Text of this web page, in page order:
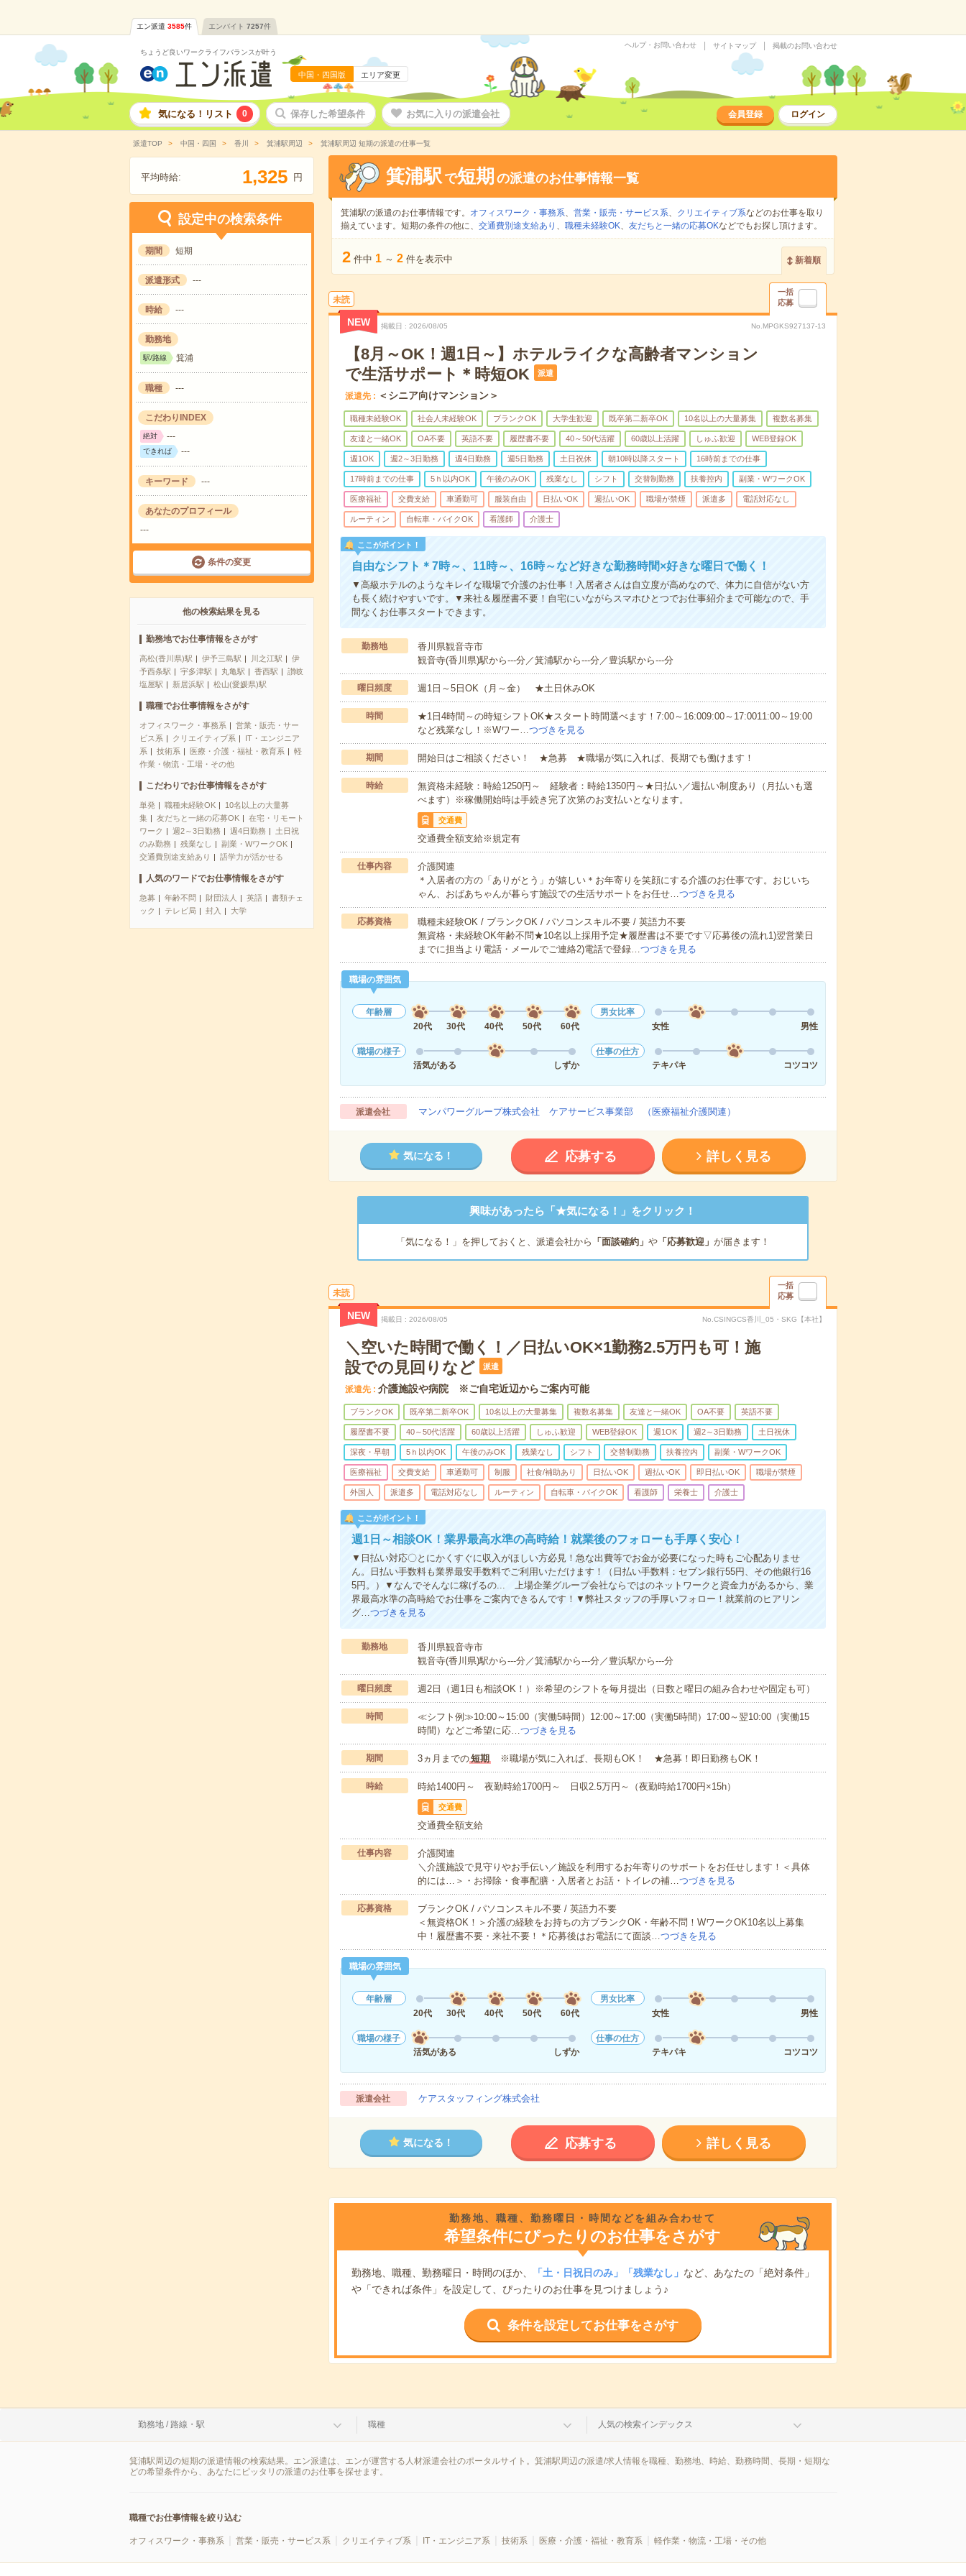
エン派遣 3585件 エンバイト 7257件
ちょうど良いワークライフバランスが叶う
中国・四国版 エリア変更
ヘルプ・お問い合わせ サイトマップ 掲載のお問い合わせ
気になる！リスト 0 保存した希望条件 お気に入りの派遣会社 会員登録 ログイン
派遣TOP 中国・四国 香川 箕浦駅周辺 箕浦駅周辺 短期の派遣の仕事一覧
平均時給: 1,325 円
設定中の検索条件
期間 短期
派遣形式 ---
時給 ---
勤務地
駅/路線 箕浦
職種 ---
こだわりINDEX
絶対 ---
できれば ---
キーワード ---
あなたのプロフィール
---
条件の変更
他の検索結果を見る
勤務地でお仕事情報をさがす
高松(香川県)駅 伊予三島駅 川之江駅
伊
予西条駅
宇多津駅 丸亀駅 香西駅
讃岐
塩屋駅
新居浜駅 松山(愛媛県)駅
職種でお仕事情報をさがす
オフィスワーク・事務系
営業・販売・サー
ビス系
クリエイティブ系
IT・エンジニア
系
技術系 医療・介護・福祉・教育系
軽
作業・物流・工場・その他
こだわりでお仕事情報をさがす
単発 職種未経験OK
10名以上の大量募
集
友だちと一緒の応募OK
在宅・リモート
ワーク
週2～3日勤務 週4日勤務
土日祝
のみ勤務
残業なし
副業・WワークOK
交通費別途支給あり
語学力が活かせる
人気のワードでお仕事情報をさがす
急募 年齢不問 財団法人 英語
書類チェ
ック
テレビ局 封入 大学
箕浦駅 で短期 の派遣のお仕事情報一覧
箕浦駅の派遣のお仕事情報です。 オフィスワーク・事務系、 営業・販売・サービス系、 クリエイティブ系などのお仕事を取り
揃えています。短期の条件の他に、 交通費別途支給あり 、 職種未経験OK、 友だちと一緒の応募OKなどでもお探し頂けます。
2 件中 1 ～ 2 件を表示中 新着順
未読
一括
応募
NEW 掲載日 2026/08/05 No.MPGKS927137-13
【8月～OK！週1日～】ホテルライクな高齢者マンション
で生活サポート＊時短OK
派遣
派遣先 ＜シニア向けマンション＞
職種未経験OK 社会人未経験OK ブランクOK 大学生歓迎 既卒第二新卒OK 10名以上の大量募集 複数名募集
友達と一緒OK OA不要 英語不要 履歴書不要 40～50代活躍 60歳以上活躍 しゅふ歓迎 WEB登録OK
週1OK 週2～3日勤務 週4日勤務 週5日勤務 土日祝休 朝10時以降スタート 16時前までの仕事
17時前までの仕事 5ｈ以内OK 午後のみOK 残業なし シフト 交替制勤務 扶養控内 副業・WワークOK
医療福祉 交費支給 車通勤可 服装自由 日払いOK 週払いOK 職場が禁煙 派遣多 電話対応なし
ルーティン 自転車・バイクOK 看護師 介護士
ここがポイント！
自由なシフト＊7時～、11時～、16時～など好きな勤務時間×好きな曜日で働く！
▼高級ホテルのようなキレイな職場で介護のお仕事！入居者さんは自立度が高めなので、体力に自信がない方
も長く続けやすいです。▼来社＆履歴書不要！自宅にいながらスマホひとつでお仕事紹介まで可能なので、手
間なくお仕事スタートできます。
勤務地
香川県観音寺市
観音寺(香川県)駅から---分／箕浦駅から---分／豊浜駅から---分
曜日頻度 週1日～5日OK（月～金） ★土日休みOK
時間
★1日4時間～の時短シフトOK★スタート時間選べます！7:00～16:009:00～17:0011:00～19:00
など残業なし！※Wワー…つづきを見る
期間 開始日はご相談ください！ ★急募 ★職場が気に入れば、長期でも働けます！
時給
無資格未経験：時給1250円～ 経験者：時給1350円～★日払い／週払い制度あり（月払いも選
べます）※稼働開始時は手続き完了次第のお支払いとなります。
交通費
交通費全額支給※規定有
仕事内容
介護関連
＊入居者の方の「ありがとう」が嬉しい＊お年寄りを笑顔にする介護のお仕事です。おじいち
ゃん、おばあちゃんが暮らす施設での生活サポートをお任せ…つづきを見る
応募資格
職種未経験OK / ブランクOK / パソコンスキル不要 / 英語力不要
無資格・未経験OK年齢不問★10名以上採用予定★履歴書は不要です▽応募後の流れ1)翌営業日
までに担当より電話・メールでご連絡2)電話で登録…つづきを見る
職場の雰囲気
年齢層
20代
30代 40代 50代 60代
男女比率
女性
男性
職場の様子
活気がある
しずか
仕事の仕方
テキパキ
コツコツ
派遣会社 マンパワーグループ株式会社 ケアサービス事業部 （医療福祉介護関連）
気になる！ 応募する 詳しく見る
興味があったら「★気になる！」をクリック！
「気になる！」を押しておくと、派遣会社から 「面談確約」 や「応募歓迎」 が届きます！
未読
一括
応募
NEW 掲載日 2026/08/05 No.CSINGCS香川_05・SKG【本社】
＼空いた時間で働く！／日払いOK×1勤務2.5万円も可！施
設での見回りなど
派遣
派遣先 介護施設や病院 ※ご自宅近辺からご案内可能
ブランクOK 既卒第二新卒OK 10名以上の大量募集 複数名募集 友達と一緒OK OA不要 英語不要
履歴書不要 40～50代活躍 60歳以上活躍 しゅふ歓迎 WEB登録OK 週1OK 週2～3日勤務 土日祝休
深夜・早朝 5ｈ以内OK 午後のみOK 残業なし シフト 交替制勤務 扶養控内 副業・WワークOK
医療福祉 交費支給 車通勤可 制服 社食/補助あり 日払いOK 週払いOK 即日払いOK 職場が禁煙
外国人 派遣多 電話対応なし ルーティン 自転車・バイクOK 看護師 栄養士 介護士
ここがポイント！
週1日～相談OK！業界最高水準の高時給！就業後のフォローも手厚く安心！
▼日払い対応〇とにかくすぐに収入がほしい方必見！急な出費等でお金が必要になった時もご心配ありませ
ん。日払い手数料も業界最安手数料でご利用いただけます！（日払い手数料：セブン銀行55円、その他銀行16
5円。）▼なんでそんなに稼げるの... 上場企業グループ会社ならではのネットワークと資金力があるから、業
界最高水準の高時給でお仕事をご案内できるんです！▼弊社スタッフの手厚いフォロー！就業前のヒアリン
グ…つづきを見る
勤務地
香川県観音寺市
観音寺(香川県)駅から---分／箕浦駅から---分／豊浜駅から---分
曜日頻度 週2日（週1日も相談OK！）※希望のシフトを毎月提出（日数と曜日の組み合わせや固定も可）
時間
≪シフト例≫10:00～15:00（実働5時間）12:00～17:00（実働5時間）17:00～翌10:00（実働15
時間）などご希望に応…つづきを見る
期間 3ヵ月までの短期※職場が気に入れば、長期もOK！ ★急募！即日勤務もOK！
時給 時給1400円～ 夜勤時給1700円～ 日収2.5万円～（夜勤時給1700円×15h）
交通費
交通費全額支給
仕事内容
介護関連
＼介護施設で見守りやお手伝い／施設を利用するお年寄りのサポートをお任せします！＜具体
的には…＞・お掃除・食事配膳・入居者とお話・トイレの補…つづきを見る
応募資格
ブランクOK / パソコンスキル不要 / 英語力不要
＜無資格OK！＞介護の経験をお持ちの方ブランクOK・年齢不問！WワークOK10名以上募集
中！履歴書不要・来社不要！＊応募後はお電話にて面談…つづきを見る
職場の雰囲気
年齢層
20代
30代 40代 50代 60代
男女比率
女性
男性
職場の様子
活気がある
しずか
仕事の仕方
テキパキ
コツコツ
派遣会社 ケアスタッフィング株式会社
気になる！ 応募する 詳しく見る
勤務地、職種、勤務曜日・時間などを組み合わせて
希望条件にぴったりのお仕事をさがす
勤務地、職種、勤務曜日・時間のほか、 「土・日祝日のみ」「残業なし」 など、あなたの「絶対条件」
や「できれば条件」を設定して、ぴったりのお仕事を見つけましょう♪
条件を設定してお仕事をさがす
勤務地 / 路線・駅 職種 人気の検索インデックス
箕浦駅周辺の短期の派遣情報の検索結果。エン派遣は、エンが運営する人材派遣会社のポータルサイト。箕浦駅周辺の派遣/求人情報を職種、勤務地、時給、勤務時間、長期・短期な
どの希望条件から、あなたにピッタリの派遣のお仕事を探せます。
職種でお仕事情報を絞り込む
オフィスワーク・事務系 営業・販売・サービス系 クリエイティブ系 IT・エンジニア系 技術系 医療・介護・福祉・教育系 軽作業・物流・工場・その他